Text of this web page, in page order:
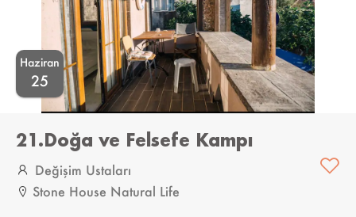
Haziran
25
21.Doğa ve Felsefe Kampı
Değişim Ustaları
Stone House Natural Life